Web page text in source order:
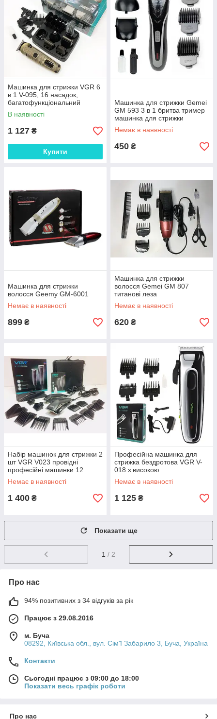
Машинка для стрижки VGR 6
в 1 V-095, 16 насадок,
багатофункціональний
акумуляторний тример
В наявності
1 127 ₴
Купити
Машинка для стрижки Gemei
GM 593 3 в 1 бритва тример
машинка для стрижки
Немає в наявності
450 ₴
Машинка для стрижки
волосся Geemy GM-6001
Немає в наявності
899 ₴
Машинка для стрижки
волосся Gemei GM 807
титанові леза
Немає в наявності
620 ₴
Набір машинок для стрижки 2
шт VGR V023 провідні
професійні машинки 12
насадок сумка чохол Black
Немає в наявності
1 400 ₴
Професійна машинка для
стрижка бездротова VGR V-
018 з високою
продуктивністю
Немає в наявності
1 125 ₴
Показати ще
1 / 2
Про нас
94% позитивних з 34 відгуків за рік
Працює з 29.08.2016
м. Буча
08292, Київська обл., вул. Сім'ї Забарило 3, Буча, Україна
Контакти
Сьогодні працює з 09:00 до 18:00
Показати весь графік роботи
Про нас